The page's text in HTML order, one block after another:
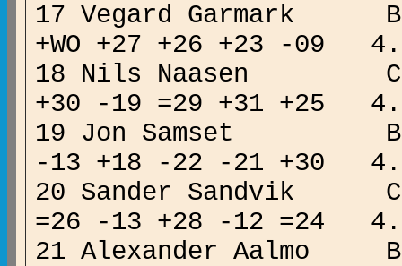
17 Vegard
+WO +27 +26 +23 -
18 Nils Naasen
+30 -19 =29 +31
19 Jon Samset B
-13 +18 -22 -21 +30
20 Sander
=26 -13 +28 -12
21 Alexander